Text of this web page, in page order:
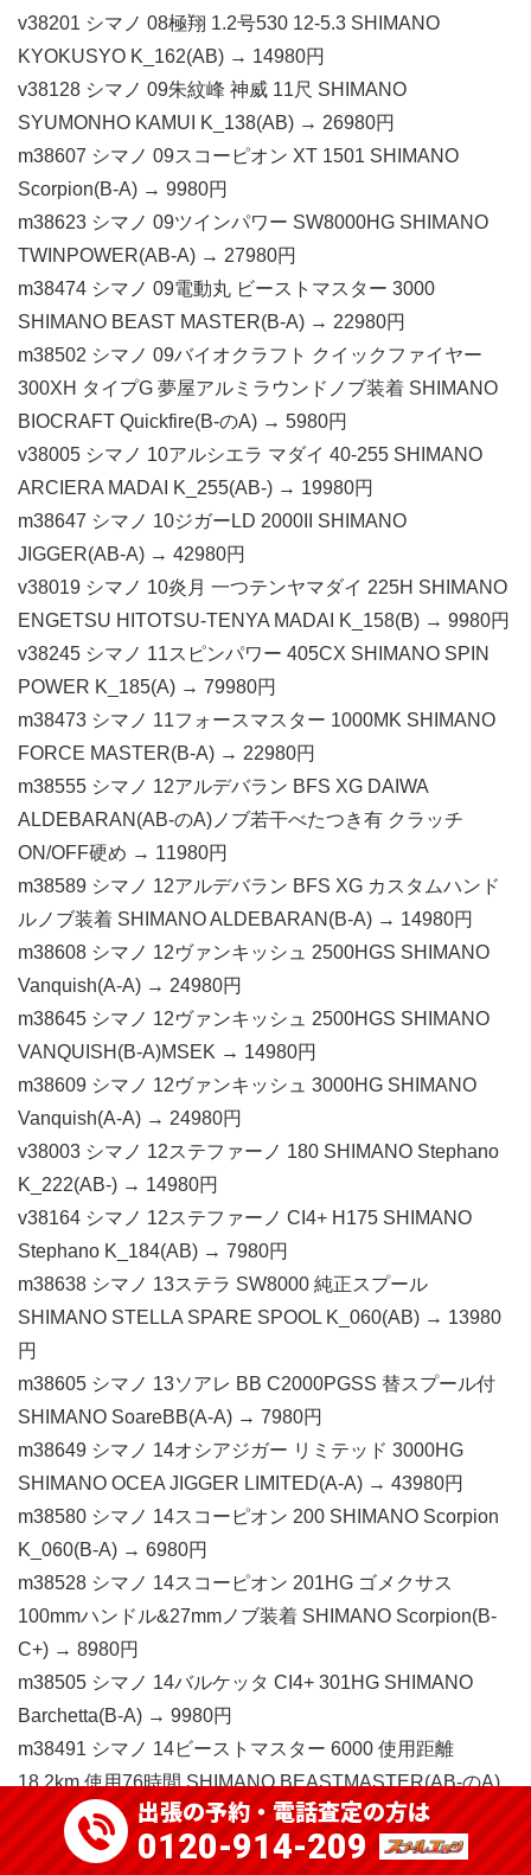
v38201 シマノ 08極翔 1.2号530 12-5.3 SHIMANO
KYOKUSYO K_162(AB) → 14980円
v38128 シマノ 09朱紋峰 神威 11尺 SHIMANO
SYUMONHO KAMUI K_138(AB) → 26980円
m38607 シマノ 09スコーピオン XT 1501 SHIMANO
Scorpion(B-A) → 9980円
m38623 シマノ 09ツインパワー SW8000HG SHIMANO
TWINPOWER(AB-A) → 27980円
m38474 シマノ 09電動丸 ビーストマスター 3000
SHIMANO BEAST MASTER(B-A) → 22980円
m38502 シマノ 09バイオクラフト クイックファイヤー
300XH タイプG 夢屋アルミラウンドノブ装着 SHIMANO
BIOCRAFT Quickfire(B-のA) → 5980円
v38005 シマノ 10アルシエラ マダイ 40-255 SHIMANO
ARCIERA MADAI K_255(AB-) → 19980円
m38647 シマノ 10ジガーLD 2000II SHIMANO
JIGGER(AB-A) → 42980円
v38019 シマノ 10炎月 一つテンヤマダイ 225H SHIMANO
ENGETSU HITOTSU-TENYA MADAI K_158(B) → 9980円
v38245 シマノ 11スピンパワー 405CX SHIMANO SPIN
POWER K_185(A) → 79980円
m38473 シマノ 11フォースマスター 1000MK SHIMANO
FORCE MASTER(B-A) → 22980円
m38555 シマノ 12アルデバラン BFS XG DAIWA
ALDEBARAN(AB-のA)ノブ若干べたつき有 クラッチ
ON/OFF硬め → 11980円
m38589 シマノ 12アルデバラン BFS XG カスタムハンド
ルノブ装着 SHIMANO ALDEBARAN(B-A) → 14980円
m38608 シマノ 12ヴァンキッシュ 2500HGS SHIMANO
Vanquish(A-A) → 24980円
m38645 シマノ 12ヴァンキッシュ 2500HGS SHIMANO
VANQUISH(B-A)MSEK → 14980円
m38609 シマノ 12ヴァンキッシュ 3000HG SHIMANO
Vanquish(A-A) → 24980円
v38003 シマノ 12ステファーノ 180 SHIMANO Stephano
K_222(AB-) → 14980円
v38164 シマノ 12ステファーノ CI4+ H175 SHIMANO
Stephano K_184(AB) → 7980円
m38638 シマノ 13ステラ SW8000 純正スプール
SHIMANO STELLA SPARE SPOOL K_060(AB) → 13980
円
m38605 シマノ 13ソアレ BB C2000PGSS 替スプール付
SHIMANO SoareBB(A-A) → 7980円
m38649 シマノ 14オシアジガー リミテッド 3000HG
SHIMANO OCEA JIGGER LIMITED(A-A) → 43980円
m38580 シマノ 14スコーピオン 200 SHIMANO Scorpion
K_060(B-A) → 6980円
m38528 シマノ 14スコーピオン 201HG ゴメクサス
100mmハンドル&27mmノブ装着 SHIMANO Scorpion(B-
C+) → 8980円
m38505 シマノ 14バルケッタ CI4+ 301HG SHIMANO
Barchetta(B-A) → 9980円
m38491 シマノ 14ビーストマスター 6000 使用距離
18.2km 使用76時間 SHIMANO BEASTMASTER(AB-のA)
→ 66980円
v38042 シマノ 15カーディフ NX B48L SHIMANO
出張の予約・電話査定の方は
0120-914-209